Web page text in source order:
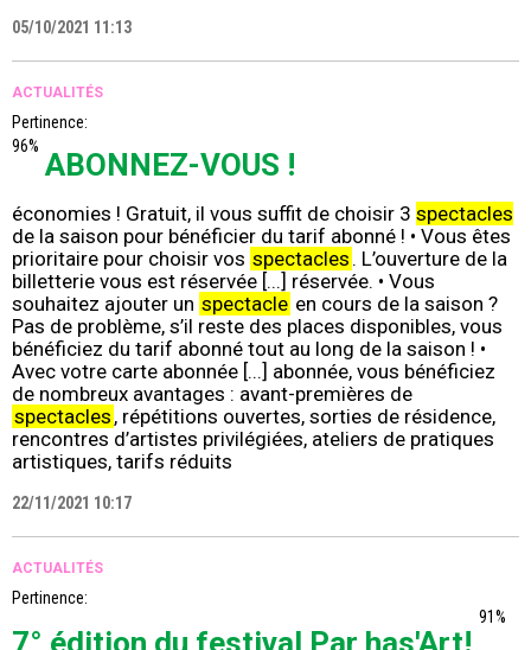
05/10/2021 11:13
ACTUALITÉS
Pertinence:
96%
ABONNEZ-VOUS !
économies ! Gratuit, il vous suffit de choisir 3 spectacles
de la saison pour bénéficier du tarif abonné ! • Vous êtes
prioritaire pour choisir vos spectacles . L’ouverture de la
billetterie vous est réservée [...] réservée. • Vous
souhaitez ajouter un spectacle en cours de la saison ?
Pas de problème, s’il reste des places disponibles, vous
bénéficiez du tarif abonné tout au long de la saison ! •
Avec votre carte abonnée [...] abonnée, vous bénéficiez
de nombreux avantages : avant-premières de
spectacles , répétitions ouvertes, sorties de résidence,
rencontres d’artistes privilégiées, ateliers de pratiques
artistiques, tarifs réduits
22/11/2021 10:17
ACTUALITÉS
Pertinence:
91%